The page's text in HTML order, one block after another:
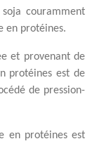
couramment
en protéines.
et provenant de
protéines est de
de pression-
en protéines est